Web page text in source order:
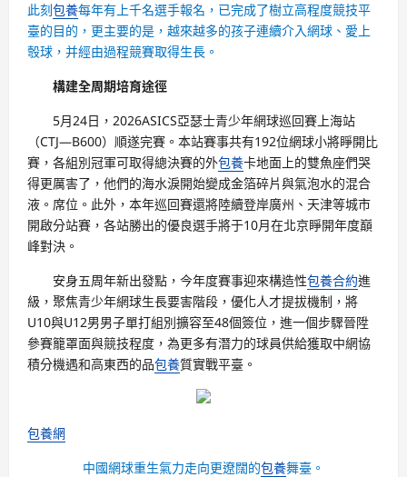
此刻包養每年有上千名選手報名，已完成了樹立高程度競技平
臺的目的，更主要的是，越來越多的孩子連續介入網球、愛上
彀球，并經由過程競賽取得生長。
構建全周期培育途徑
5月24日，2026ASICS亞瑟士青少年網球巡回賽上海站
（CTJ—B600）順遂完賽。本站賽事共有192位網球小將睜開比
賽，各組別冠軍可取得總決賽的外包養卡地面上的雙魚座們哭
得更厲害了，他們的海水淚開始變成金箔碎片與氣泡水的混合
液。席位。此外，本年巡回賽還將陸續登岸廣州、天津等城市
開啟分站賽，各站勝出的優良選手將于10月在北京睜開年度巔
峰對決。
安身五周年新出發點，今年度賽事迎來構造性包養合約進
級，聚焦青少年網球生長要害階段，優化人才提拔機制，將
U10與U12男男子單打組別擴容至48個簽位，進一個步驟晉陞
參賽籠罩面與競技程度，為更多有潛力的球員供給獲取中網協
積分機遇和高東西的品包養質實戰平臺。
包養網
中國網球重生氣力走向更遼闊的包養舞臺。